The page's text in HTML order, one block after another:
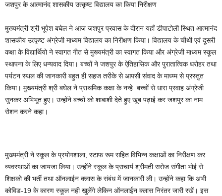
जशपुर के आत्मानंद शासकीय उत्कृष्ट विद्यालय का किया निरीक्षण
मुख्यमंत्री श्री भूपेश बघेल ने आज जशपुर प्रवास के दौरान यहाँ डीपाटोली स्थित आत्मानंद
शासकीय उत्कृष्ट अंग्रेजी माध्यम विद्यालय का निरीक्षण किया। विद्यालय के चौथी एवं दूसरी
कक्षा के विद्यार्थियो ने स्वागत गीत से मुख्यमंत्री का स्वागत किया और अंग्रेजी माध्यम स्कूल
स्थापना के लिए धन्यवाद दिया। बच्चों ने जशपुर के ऐतिहासिक और पुरातात्विक धरोहर तथा
पर्यटन स्थल की जानकारी बहुत ही सहज तरीके से आपसी संवाद के माध्य्म से प्रस्तुत
किया। मुख्यमंत्री श्री बघेल ने प्राथमिक कक्षा के नन्हे बच्चों से धारा प्रवाह अंग्रेजी
सुनकर अभिभूत हुए। उन्होंने बच्चों को शाबाशी देते हुए खूब पढ़ाई कर जशपुर का नाम
रोशन करने कहा।
मुख्यमंत्री ने स्कूल के प्रयोगशाला, स्टाफ रूम सहित विभिन्न कक्षाओं का निरीक्षण कर
व्यवस्थाओं का जायजा लिया। उन्होंने स्कूल के प्राचार्य श्रीमती सरोज संगीता भोई से
शिक्षको की भर्ती तथा ऑनलाईन क्लास के संबंध में जानकारी ली। उन्होंने कहा कि अभी
कोविड-19 के कारण स्कूल नही खुलेंगे लेकिन ऑनलाईन क्लास निरंतर जारी रखें। इस